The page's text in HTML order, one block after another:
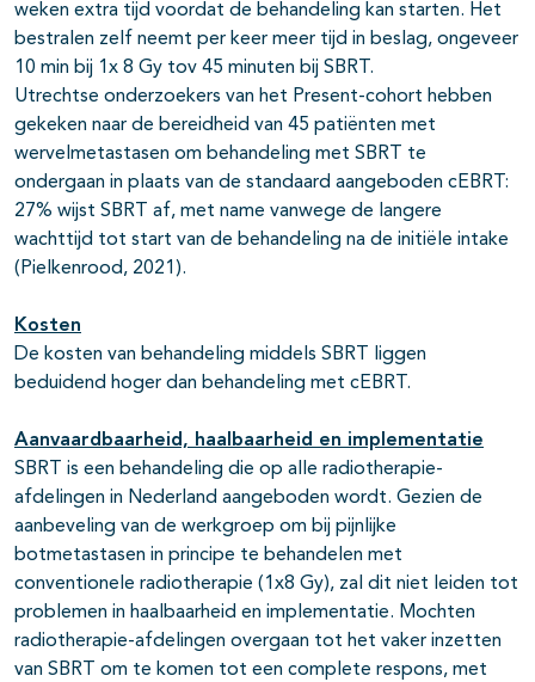
weken extra tijd voordat de behandeling kan starten. Het
bestralen zelf neemt per keer meer tijd in beslag, ongeveer
10 min bij 1x 8 Gy tov 45 minuten bij SBRT.
Utrechtse onderzoekers van het Present-cohort hebben
gekeken naar de bereidheid van 45 patiënten met
wervelmetastasen om behandeling met SBRT te
ondergaan in plaats van de standaard aangeboden cEBRT:
27% wijst SBRT af, met name vanwege de langere
wachttijd tot start van de behandeling na de initiële intake
(Pielkenrood, 2021).
Kosten
De kosten van behandeling middels SBRT liggen
beduidend hoger dan behandeling met cEBRT.
Aanvaardbaarheid, haalbaarheid en implementatie
SBRT is een behandeling die op alle radiotherapie-
afdelingen in Nederland aangeboden wordt. Gezien de
aanbeveling van de werkgroep om bij pijnlijke
botmetastasen in principe te behandelen met
conventionele radiotherapie (1x8 Gy), zal dit niet leiden tot
problemen in haalbaarheid en implementatie. Mochten
radiotherapie-afdelingen overgaan tot het vaker inzetten
van SBRT om te komen tot een complete respons, met